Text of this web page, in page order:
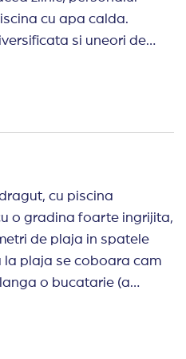
cu apa calda.
si uneori de
ca spatiu
animatori. Divertisment
cu piscina
o gradina foarte ingrijita,
de plaja in spatele
plaja se coboara cam
o bucatarie (a
stanga) care isi
probabil unor